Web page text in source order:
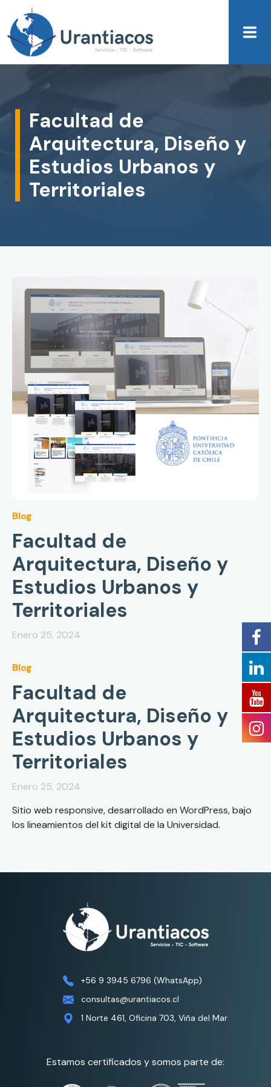
Skip to main content
Facultad de
Arquitectura, Diseño y
Estudios Urbanos y
Territoriales
Blog
Facultad de
Arquitectura, Diseño y
Estudios Urbanos y
Territoriales
Enero 25, 2024
Blog
Facultad de
Arquitectura, Diseño y
Estudios Urbanos y
Territoriales
Enero 25, 2024
Sitio web responsive, desarrollado en WordPress, bajo
los lineamientos del kit digital de la Universidad.
+56 9 3945 6796 (WhatsApp)
consultas@urantiacos.cl
1 Norte 461, Oficina 703, Viña del Mar
Estamos certificados y somos parte de: